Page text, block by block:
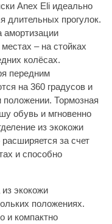
Anex Eli идеально
длительных прогулок.
амортизации
– на стойках
колёсах.
передним
на 360 градусов и
Тормозная
обувь и мгновенно
из экокожи
за счет
и способно
экокожи
положениях.
и компактно